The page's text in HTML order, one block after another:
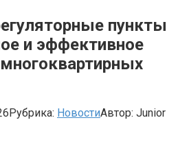
пункты
и эффективное
Рубрика: НовостиАвтор: Junior